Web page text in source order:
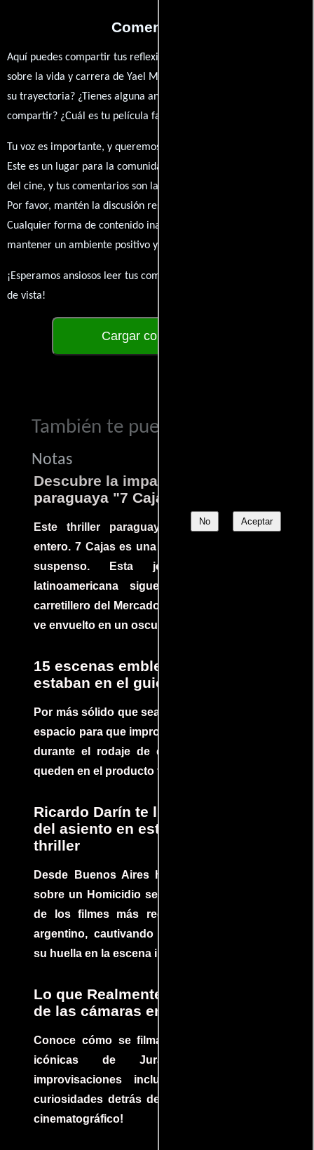
No Aceptar
Comentarios
Aquí puedes compartir tus reflexiones, anécdotas y opiniones
sobre la vida y carrera de Yael Majors. ¿Qué te ha inspirado de
su trayectoria? ¿Tienes alguna anécdota personal que desees
compartir? ¿Cuál es tu película favorita en la que ha participado?
Tu voz es importante, y queremos escuchar tus pensamientos.
Este es un lugar para la comunidad de admiradores y amantes
del cine, y tus comentarios son la esencia de esta conversación.
Por favor, mantén la discusión respetuosa y constructiva.
Cualquier forma de contenido inapropiado será eliminado para
mantener un ambiente positivo y enriquecedor para todos.
¡Esperamos ansiosos leer tus comentarios y conocer tus puntos
de vista!
Cargar comentarios
También te puede interesar...
Notas
Descubre la impactante película
paraguaya "7 Cajas"
Este thriller paraguayo cautivó al mundo
entero. 7 Cajas es una explosión de acción y
suspenso. Esta joya cinematográfica
latinoamericana sigue la historia de un
carretillero del Mercado 4 de Asunción que se
ve envuelto en un oscuro mundo de crimen
15 escenas emblemáticas que no
estaban en el guion
Por más sólido que sea un guión siempre hay
espacio para que improvisaciones que se dan
durante el rodaje de determinadas escenas
queden en el producto final.
Ricardo Darín te llevará al borde
del asiento en este increíble
thriller
Desde Buenos Aires hasta el mundo, Tesis
sobre un Homicidio se ha convertido en uno
de los filmes más recomendados del cine
argentino, cautivando audiencias y dejando
su huella en la escena internacional.
Lo que Realmente Sucedió detrás
de las cámaras en Jurassic Park
Conoce cómo se filmaron algunas escenas
icónicas de Jurassic Park, con
improvisaciones incluidas. ¡Descubre las
curiosidades detrás del rodaje de un clásico
cinematográfico!